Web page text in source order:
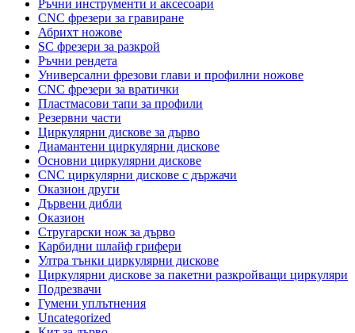
Ръчни инструменти и аксесоари
CNC фрезери за гравиране
Абрихт ножове
SC фрезери за разкрой
Ръчни рендета
Универсални фрезови глави и профилни ножове
CNC фрезери за вратички
Пластмасови тапи за профили
Резервни части
Циркулярни дискове за дърво
Диамантени циркулярни дискове
Основни циркулярни дискове
CNC циркулярни дискове с държачи
Оказион други
Дървени дибли
Оказион
Стругарски нож за дърво
Карбидни шлайф грифери
Ултра тънки циркулярни дискове
Циркулярни дискове за пакетни разкройващи циркуляри
Подрезвачи
Гумени уплътнения
Uncategorized